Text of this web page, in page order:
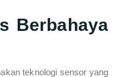
Berbahaya
teknologi sensor yang